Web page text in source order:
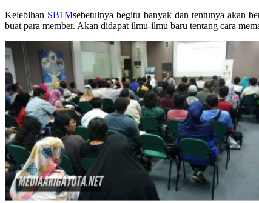
Kelebihan SB1Msebetulnya begitu banyak dan tentunya akan
buat para member. Akan didapat ilmu-ilmu baru tentang cara